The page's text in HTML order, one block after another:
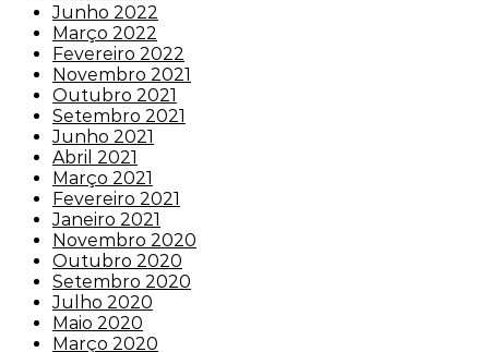
Junho 2022
Março 2022
Fevereiro 2022
Novembro 2021
Outubro 2021
Setembro 2021
Junho 2021
Abril 2021
Março 2021
Fevereiro 2021
Janeiro 2021
Novembro 2020
Outubro 2020
Setembro 2020
Julho 2020
Maio 2020
Março 2020